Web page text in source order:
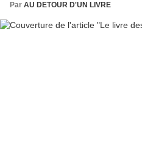
Par AU DETOUR D'UN LIVRE